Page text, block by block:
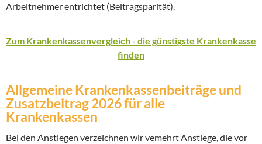
Arbeitnehmer entrichtet (Beitragsparität).
Zum Krankenkassenvergleich - die günstigste Krankenkasse
finden
Allgemeine Krankenkassenbeiträge und
Zusatzbeitrag 2026 für alle
Krankenkassen
Bei den Anstiegen verzeichnen wir vemehrt Anstiege, die vor